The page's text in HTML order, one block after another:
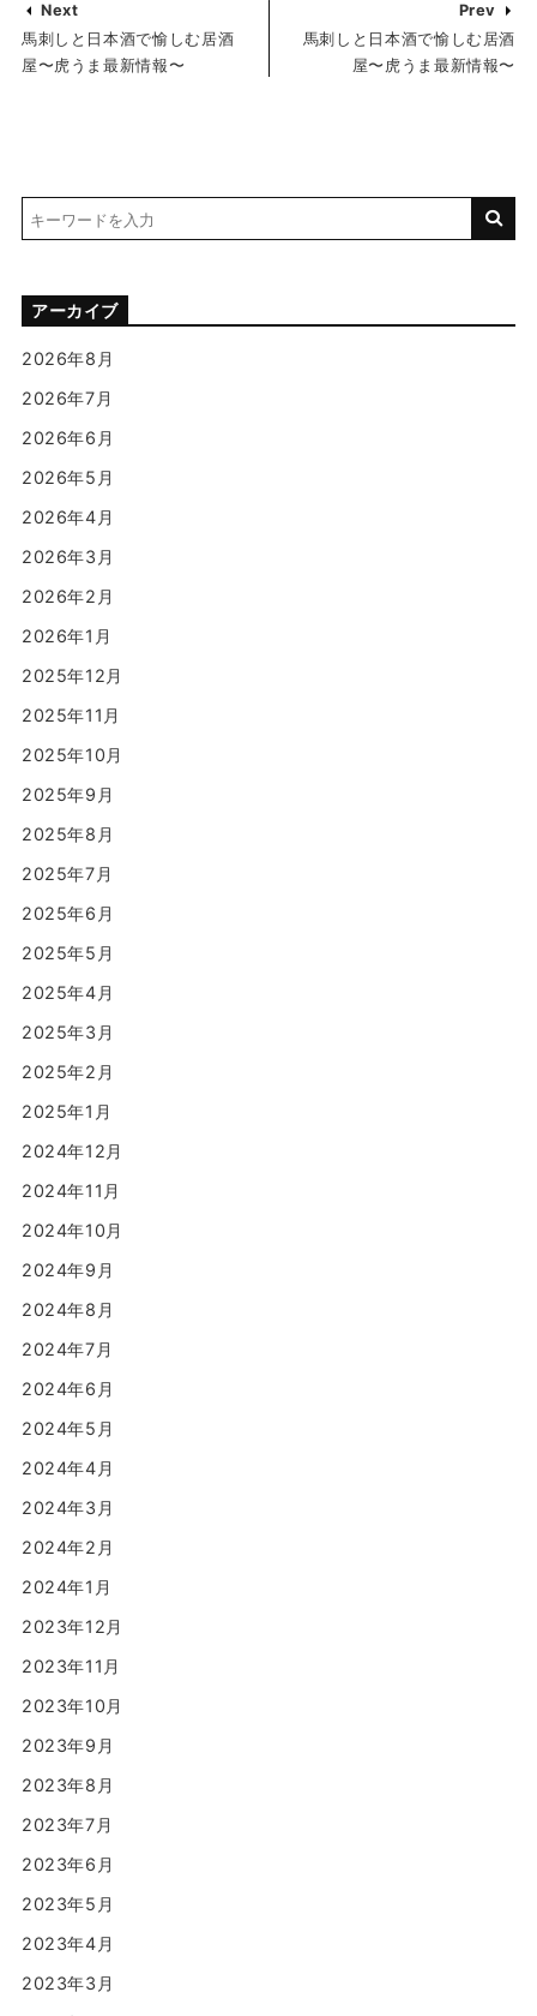
Next
馬刺しと日本酒で愉しむ居酒
屋〜虎うま最新情報〜
Prev
馬刺しと日本酒で愉しむ居酒
屋〜虎うま最新情報〜
アーカイブ
2026年8月
2026年7月
2026年6月
2026年5月
2026年4月
2026年3月
2026年2月
2026年1月
2025年12月
2025年11月
2025年10月
2025年9月
2025年8月
2025年7月
2025年6月
2025年5月
2025年4月
2025年3月
2025年2月
2025年1月
2024年12月
2024年11月
2024年10月
2024年9月
2024年8月
2024年7月
2024年6月
2024年5月
2024年4月
2024年3月
2024年2月
2024年1月
2023年12月
2023年11月
2023年10月
2023年9月
2023年8月
2023年7月
2023年6月
2023年5月
2023年4月
2023年3月